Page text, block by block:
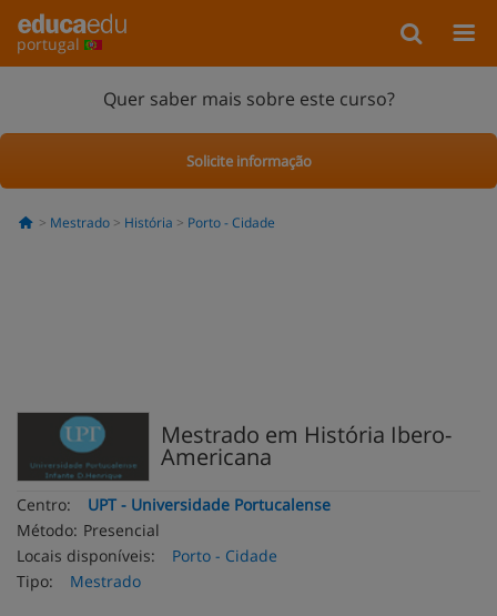
portugal
Quer saber mais sobre este curso?
Solicite informação
Mestrado História Porto - Cidade
Mestrado em História Ibero-
Americana
Centro:
UPT - Universidade Portucalense
Método: Presencial
Locais disponíveis:
Porto - Cidade
Tipo:
Mestrado